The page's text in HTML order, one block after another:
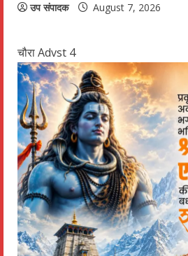
उप संपादक August 7, 2026
चौरा Advst 4